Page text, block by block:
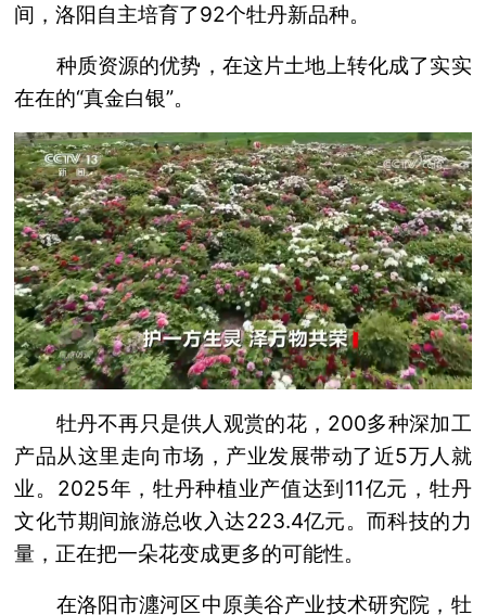
间，洛阳自主培育了92个牡丹新品种。
种质资源的优势，在这片土地上转化成了实实
在在的“真金白银”。
牡丹不再只是供人观赏的花，200多种深加工
产品从这里走向市场，产业发展带动了近5万人就
业。2025年，牡丹种植业产值达到11亿元，牡丹
文化节期间旅游总收入达223.4亿元。而科技的力
量，正在把一朵花变成更多的可能性。
在洛阳市瀍河区中原美谷产业技术研究院，牡